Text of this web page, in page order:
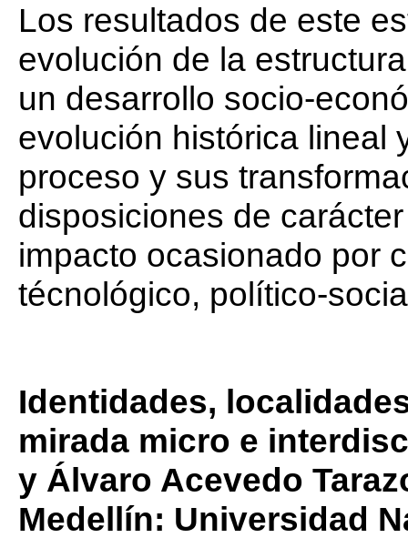
Los resultados de este
evolución de la
un desarrollo socio-
evolución histórica lineal
proceso y sus
disposiciones de
impacto ocasionado por
técnológico, político-
Identidades,
mirada micro e
y Álvaro Acevedo
Medellín: Universidad